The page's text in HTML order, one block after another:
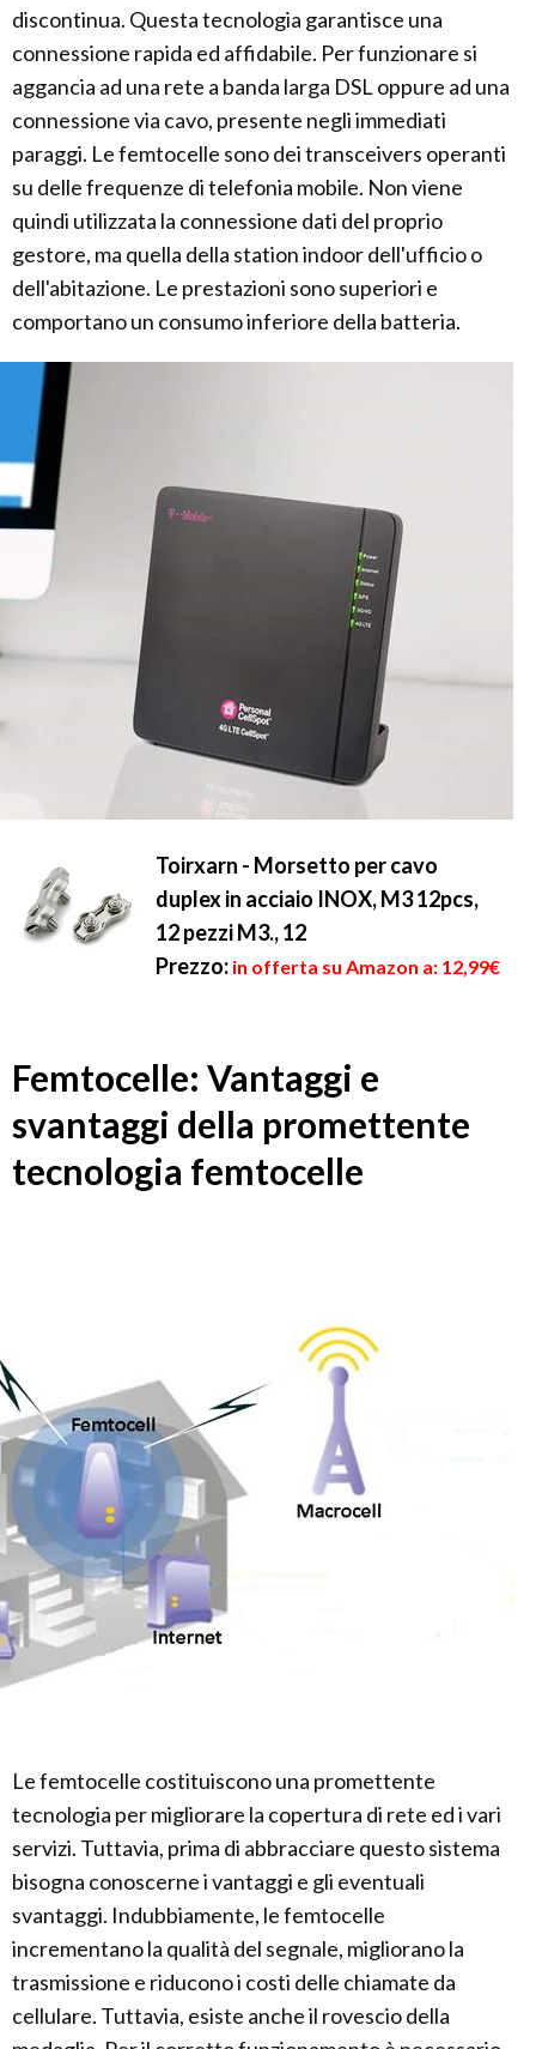
discontinua. Questa tecnologia garantisce una
connessione rapida ed affidabile. Per funzionare si
aggancia ad una rete a banda larga DSL oppure ad una
connessione via cavo, presente negli immediati
paraggi. Le femtocelle sono dei transceivers operanti
su delle frequenze di telefonia mobile. Non viene
quindi utilizzata la connessione dati del proprio
gestore, ma quella della station indoor dell'ufficio o
dell'abitazione. Le prestazioni sono superiori e
comportano un consumo inferiore della batteria.
Toirxarn - Morsetto per cavo
duplex in acciaio INOX, M3 12pcs,
12 pezzi M3., 12
Prezzo: in offerta su Amazon a: 12,99€
Femtocelle: Vantaggi e
svantaggi della promettente
tecnologia femtocelle
Le femtocelle costituiscono una promettente
tecnologia per migliorare la copertura di rete ed i vari
servizi. Tuttavia, prima di abbracciare questo sistema
bisogna conoscerne i vantaggi e gli eventuali
svantaggi. Indubbiamente, le femtocelle
incrementano la qualità del segnale, migliorano la
trasmissione e riducono i costi delle chiamate da
cellulare. Tuttavia, esiste anche il rovescio della